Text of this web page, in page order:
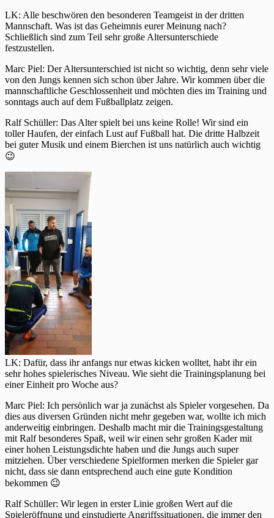
LK: Alle beschwören den besonderen Teamgeist in der dritten
Mannschaft. Was ist das Geheimnis eurer Meinung nach?
Schließlich sind zum Teil sehr große Altersunterschiede
festzustellen.
Marc Piel: Der Altersunterschied ist nicht so wichtig, denn sehr viele
von den Jungs kennen sich schon über Jahre. Wir kommen über die
mannschaftliche Geschlossenheit und möchten dies im Training und
sonntags auch auf dem Fußballplatz zeigen.
Ralf Schüller: Das Alter spielt bei uns keine Rolle! Wir sind ein
toller Haufen, der einfach Lust auf Fußball hat. Die dritte Halbzeit
bei guter Musik und einem Bierchen ist uns natürlich auch wichtig
😉
LK: Dafür, dass ihr anfangs nur etwas kicken wolltet, habt ihr ein
sehr hohes spielerisches Niveau. Wie sieht die Trainingsplanung bei
einer Einheit pro Woche aus?
Marc Piel: Ich persönlich war ja zunächst als Spieler vorgesehen. Da
dies aus diversen Gründen nicht mehr gegeben war, wollte ich mich
anderweitig einbringen. Deshalb macht mir die Trainingsgestaltung
mit Ralf besonderes Spaß, weil wir einen sehr großen Kader mit
einer hohen Leistungsdichte haben und die Jungs auch super
mitziehen. Über verschiedene Spielformen merken die Spieler gar
nicht, dass sie dann entsprechend auch eine gute Kondition
bekommen 😉
Ralf Schüller: Wir legen in erster Linie großen Wert auf die
Spieleröffnung und einstudierte Angriffssituationen, die immer den